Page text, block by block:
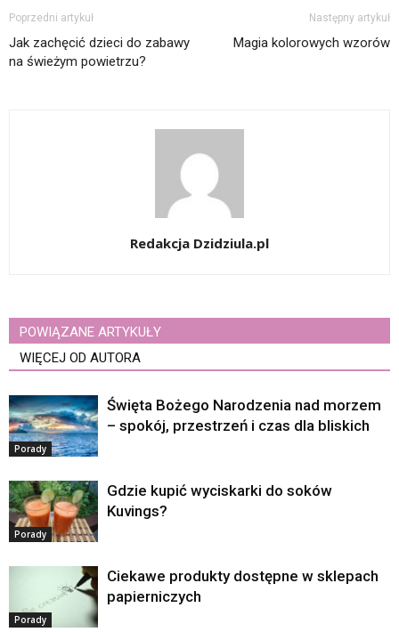
Poprzedni artykuł
Jak zachęcić dzieci do zabawy
na świeżym powietrzu?
Następny artykuł
Magia kolorowych wzorów
Redakcja Dzidziula.pl
POWIĄZANE ARTYKUŁY
WIĘCEJ OD AUTORA
Porady
Święta Bożego Narodzenia nad morzem
– spokój, przestrzeń i czas dla bliskich
Porady
Gdzie kupić wyciskarki do soków
Kuvings?
Porady
Ciekawe produkty dostępne w sklepach
papierniczych